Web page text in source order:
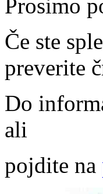
Prosimo
Če ste
preverite
Do
ali
pojdite na